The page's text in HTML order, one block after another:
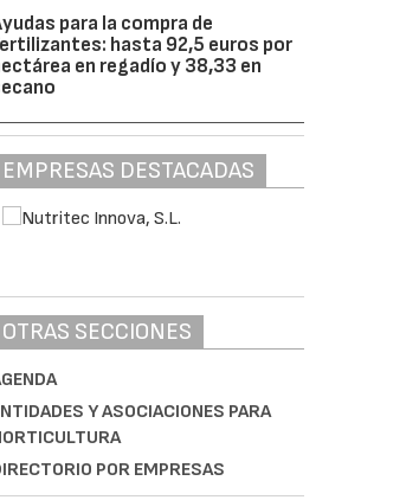
para la compra de
hasta 92,5 euros por
en regadío y 38,33 en
EMPRESAS DESTACADAS
OTRAS SECCIONES
Y ASOCIACIONES PARA
POR EMPRESAS